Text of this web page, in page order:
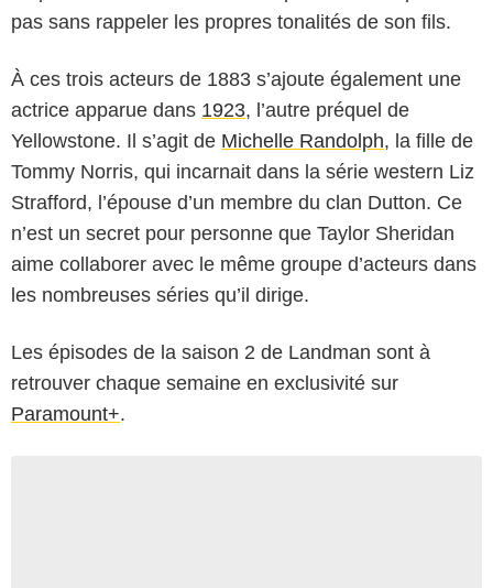
pas sans rappeler les propres tonalités de son fils.
À ces trois acteurs de 1883 s’ajoute également une
actrice apparue dans 1923, l’autre préquel de
Yellowstone. Il s’agit de Michelle Randolph, la fille de
Tommy Norris, qui incarnait dans la série western Liz
Strafford, l’épouse d’un membre du clan Dutton. Ce
n’est un secret pour personne que Taylor Sheridan
aime collaborer avec le même groupe d’acteurs dans
les nombreuses séries qu’il dirige.
Les épisodes de la saison 2 de Landman sont à
retrouver chaque semaine en exclusivité sur
Paramount+.